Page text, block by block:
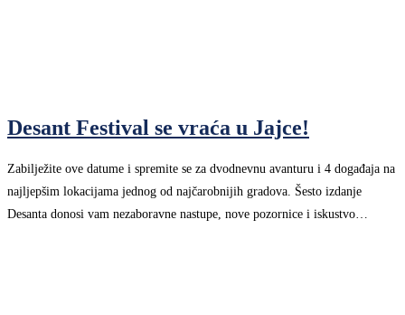
Desant Festival se vraća u Jajce!
Zabilježite ove datume i spremite se za dvodnevnu avanturu i 4 događaja na
najljepšim lokacijama jednog od najčarobnijih gradova. Šesto izdanje
Desanta donosi vam nezaboravne nastupe, nove pozornice i iskustvo…